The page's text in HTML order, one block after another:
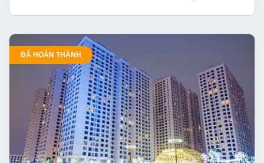
ĐÃ HOÀN THÀNH